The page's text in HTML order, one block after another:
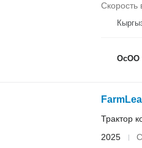
ОсОО
Трактор
2025